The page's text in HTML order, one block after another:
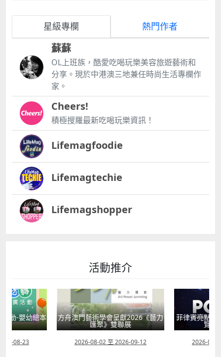
星級專欄 熱門作者
蘇蘇
OL上班族，酷愛吃喝玩樂美容旅遊藝術和
分享。現於中港澳三地兼任時尚生活專欄作
家。
Cheers!
積極搜羅最新吃喝玩樂資訊！
Lifemagfoodie
Lifemagtechie
Lifemagshopper
活動推介
獻2026《藝力
展
09-12
菲律賓亮點文創活動（遊戲開發博
覽會及動畫節）
2026-07-24 至 2026-11-30
童韻培育系列
2026-07-